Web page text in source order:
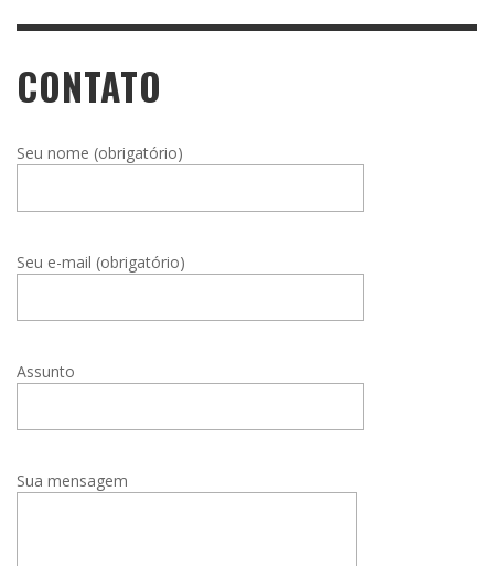
CONTATO
Seu nome (obrigatório)
Seu e-mail (obrigatório)
Assunto
Sua mensagem